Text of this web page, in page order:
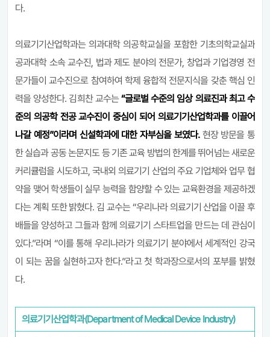
다.
의료기기산업학과는 의과대학 의공학교실을 포함한 기초의학교실과
공과대학 소속 교수진, 법과 제도 분야의 전문가, 창업과 기업경영 전
문가들이 교수진으로 참여하여 학제 융합적 전문지식을 갖춘 핵심 인
력을 양성한다. 김희찬 교수는 “글로벌 수준의 임상 의료진과 최고 수
준의 의공학 전공 교수진이 중심이 되어 의료기기산업학과를 이끌어
나갈 예정”이라며 신설학과에 대한 자부심을 보였다. 현장 방문을 통
한 실습과 공동 논문지도 등 기존 교육 방법의 한계를 뛰어넘는 새로운
커리큘럼을 시도하고, 국내외 의료기기 산업의 주요 기업체와 업무 협
약을 맺어 학생들이 실무 능력을 함양할 수 있는 교육환경을 제공하겠
다는 계획 또한 밝혔다. 김 교수는 “우리나라 의료기기 산업을 이끌 후
배들을 양성하고 그들과 함께 의료기기 스타트업을 만드는 데 관심이
있다.”라며 “이를 통해 우리나라가 의료기기 분야에서 세계적인 강국
이 되는 꿈을 실현하고자 한다.”라고 첫 학과장으로서의 포부를 밝혔
다.
의료기기산업학과(Department of Medical Device Industry)